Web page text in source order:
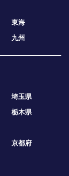
東海
九州
埼玉県
栃木県
京都府